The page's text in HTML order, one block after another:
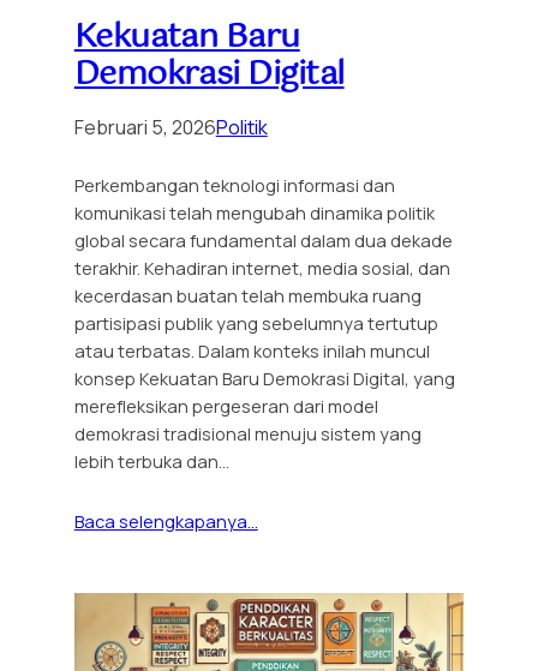
Kekuatan Baru
Demokrasi Digital
Februari 5, 2026Politik
Perkembangan teknologi informasi dan
komunikasi telah mengubah dinamika politik
global secara fundamental dalam dua dekade
terakhir. Kehadiran internet, media sosial, dan
kecerdasan buatan telah membuka ruang
partisipasi publik yang sebelumnya tertutup
atau terbatas. Dalam konteks inilah muncul
konsep Kekuatan Baru Demokrasi Digital, yang
merefleksikan pergeseran dari model
demokrasi tradisional menuju sistem yang
lebih terbuka dan…
Baca selengkapanya…